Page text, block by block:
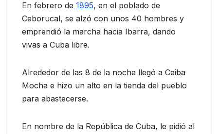
En febrero de 1895, en el poblado de
Ceborucal, se alzó con unos 40 hombres y
emprendió la marcha hacia Ibarra, dando
vivas a Cuba libre.
Alrededor de las 8 de la noche llegó a Ceiba
Mocha e hizo un alto en la tienda del pueblo
para abastecerse.
En nombre de la República de Cuba, le pidió al